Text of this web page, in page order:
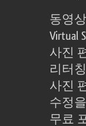
동영
Virtual
사진
리터
사진
수정
무료